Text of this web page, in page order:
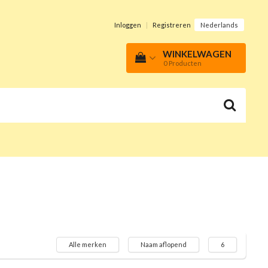
Inloggen | Registreren Nederlands
WINKELWAGEN
0 Producten
Alle merken Naam aflopend 6